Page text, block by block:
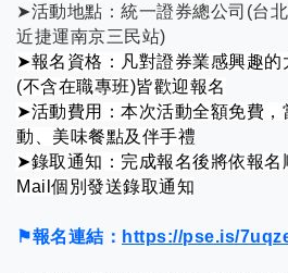
➤活動地點：統一證券總公司(台
近捷運南京三民站)
➤報名資格： 凡對證券業感興趣
(不含在職專班)皆歡迎報名
➤活動費用： 本次活動全額免費
動、美味餐點及伴手禮
➤錄取通知：完成報名後將依報
Mail個別發送錄取通知
⚑報名連結： https://pse.is/